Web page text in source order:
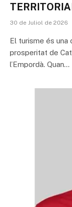
30 de Juliol de 2026
El turisme és una
prosperitat de
l’Empordà. Quan…